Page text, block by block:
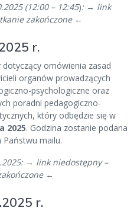
(12:00 – 12:45): → link
zakończone ←
r.
dotyczący omówienia zasad
organów prowadzących
psychologiczne oraz
poradni pedagogiczno-
który odbędzie się w
2025. Godzina zostanie podana
Państwu mailu.
→ link niedostępny –
←
r.